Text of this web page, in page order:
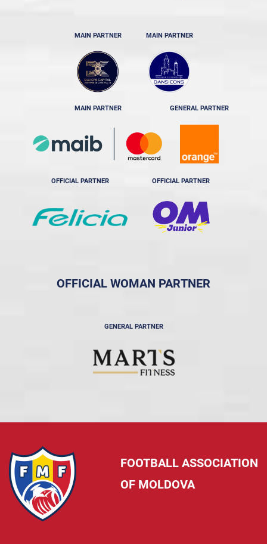
MAIN PARTNER MAIN PARTNER
MAIN PARTNER GENERAL PARTNER
OFFICIAL PARTNER OFFICIAL PARTNER
OFFICIAL WOMAN PARTNER
GENERAL PARTNER
FOOTBALL ASSOCIATION
OF MOLDOVA